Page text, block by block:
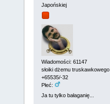
Japońskiej
Wiadomości: 61147
słoiki dżemu truskawkowego
+65535/-32
Płeć:
Ja tu tylko bałaganię...